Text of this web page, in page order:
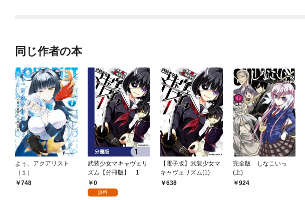
同じ作者の本
よぅ、アクアリスト
（１）
748
武装少女マキャヴェリ
ズム【分冊版】 1
0
無料
【電子版】武装少女マ
キャヴェリズム(1)
638
完全版 しなこいっ
(上)
924